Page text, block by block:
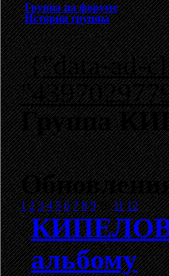
Группа на форуме
История группы
{"data-ad-
Группа
1 2 3 4 5 6 7 8 9 10 11 12
альбому